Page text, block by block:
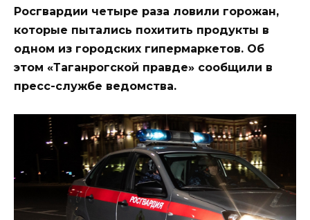
Росгвардии четыре раза ловили горожан,
которые пытались похитить продукты в
одном из городских гипермаркетов. Об
этом «Таганрогской правде» сообщили в
пресс-службе ведомства.